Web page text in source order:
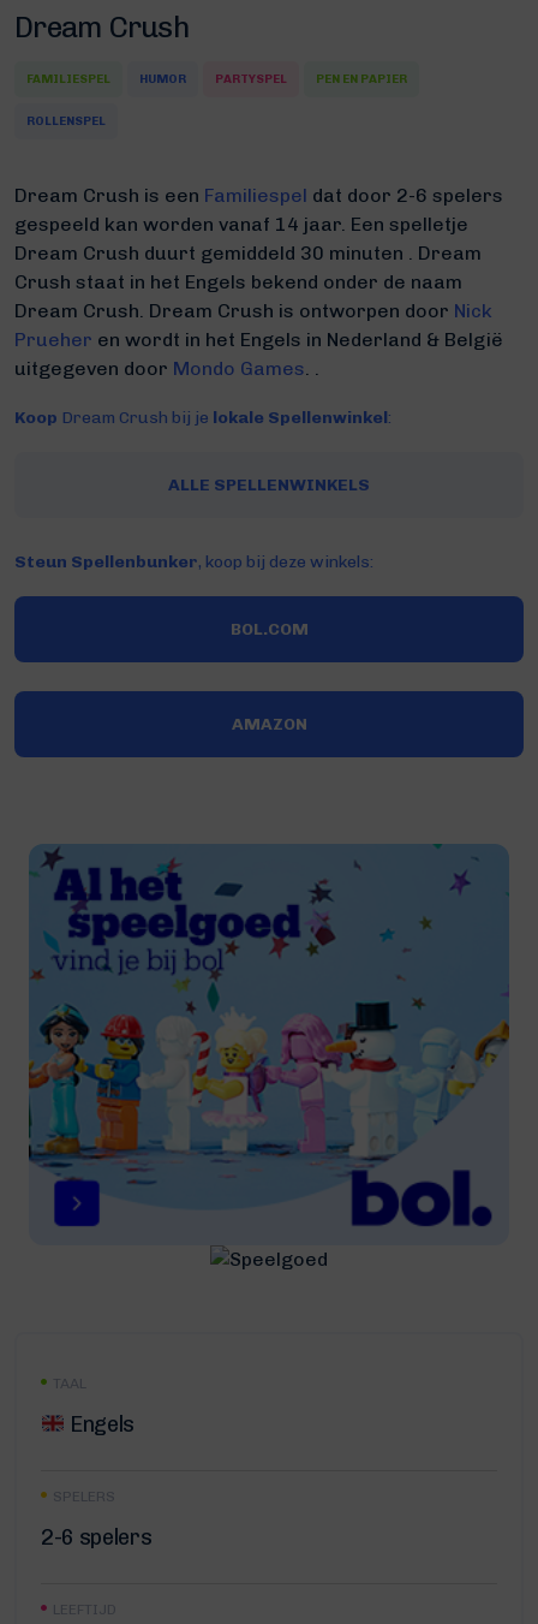
TAAL
Engels
SPELERS
2-6 spelers
LEEFTIJD
Dream Crush
FAMILIESPEL HUMOR PARTYSPEL PEN EN PAPIER
ROLLENSPEL
Dream Crush is een Familiespel dat door 2-6 spelers
gespeeld kan worden vanaf 14 jaar. Een spelletje
Dream Crush duurt gemiddeld 30 minuten . Dream
Crush staat in het Engels bekend onder de naam
Dream Crush. Dream Crush is ontworpen door Nick
Prueher en wordt in het Engels in Nederland & België
uitgegeven door Mondo Games. .
Koop Dream Crush bij je lokale Spellenwinkel:
ALLE SPELLENWINKELS
Steun Spellenbunker, koop bij deze winkels:
BOL.COM
AMAZON